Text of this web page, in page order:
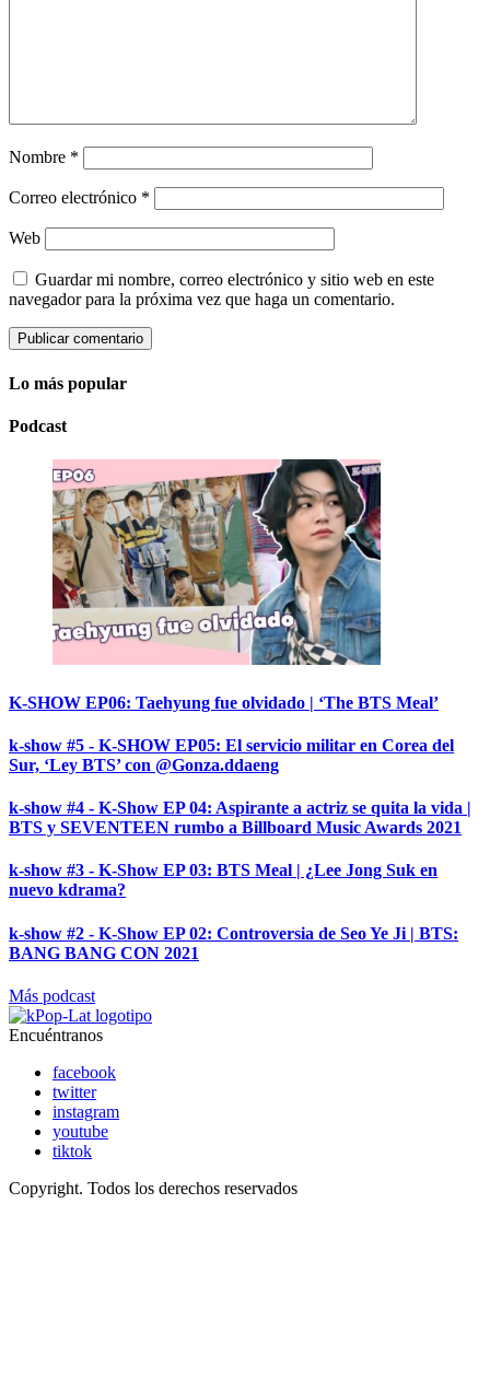
Nombre *
Correo electrónico *
Web
Guardar mi nombre, correo electrónico y sitio web en este
navegador para la próxima vez que haga un comentario.
Lo más popular
Podcast
K-SHOW EP06: Taehyung fue olvidado | ‘The BTS Meal’
k-show #5 - K-SHOW EP05: El servicio militar en Corea del
Sur, ‘Ley BTS’ con @Gonza.ddaeng
k-show #4 - K-Show EP 04: Aspirante a actriz se quita la vida |
BTS y SEVENTEEN rumbo a Billboard Music Awards 2021
k-show #3 - K-Show EP 03: BTS Meal | ¿Lee Jong Suk en
nuevo kdrama?
k-show #2 - K-Show EP 02: Controversia de Seo Ye Ji | BTS:
BANG BANG CON 2021
Más podcast
Encuéntranos
facebook
twitter
instagram
youtube
tiktok
Copyright. Todos los derechos reservados